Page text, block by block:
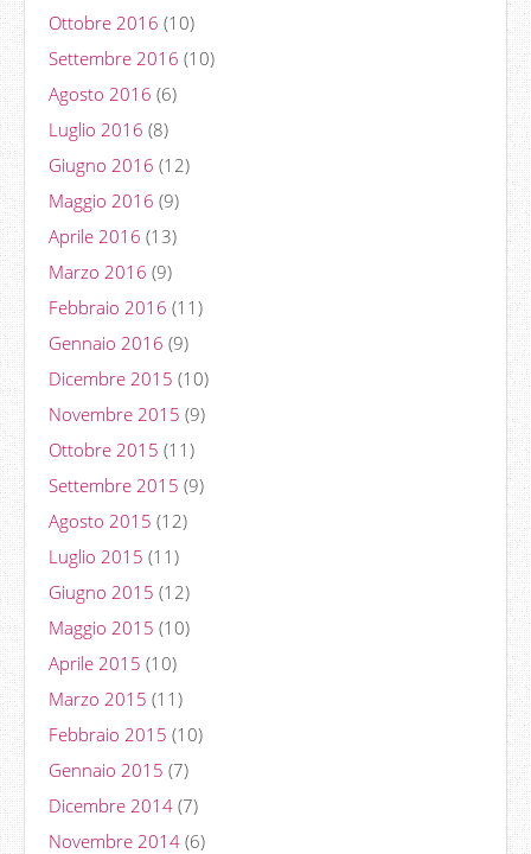
Ottobre 2016 (10)
Settembre 2016 (10)
Agosto 2016 (6)
Luglio 2016 (8)
Giugno 2016 (12)
Maggio 2016 (9)
Aprile 2016 (13)
Marzo 2016 (9)
Febbraio 2016 (11)
Gennaio 2016 (9)
Dicembre 2015 (10)
Novembre 2015 (9)
Ottobre 2015 (11)
Settembre 2015 (9)
Agosto 2015 (12)
Luglio 2015 (11)
Giugno 2015 (12)
Maggio 2015 (10)
Aprile 2015 (10)
Marzo 2015 (11)
Febbraio 2015 (10)
Gennaio 2015 (7)
Dicembre 2014 (7)
Novembre 2014 (6)